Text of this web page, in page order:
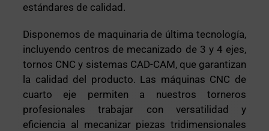
estándares de calidad.
Disponemos de maquinaria de última tecnología,
incluyendo centros de mecanizado de 3 y 4 ejes,
tornos CNC y sistemas CAD-CAM, que garantizan
la calidad del producto. Las máquinas CNC de
cuarto eje permiten a nuestros torneros
profesionales trabajar con versatilidad y
eficiencia al mecanizar piezas tridimensionales